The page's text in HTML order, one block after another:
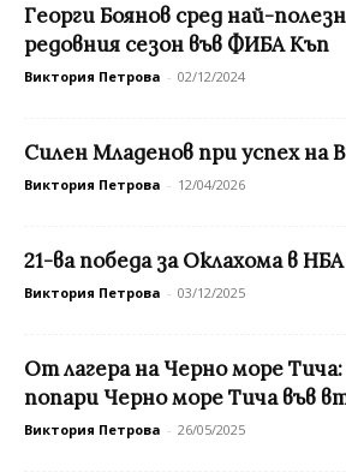
Георги Боянов сред най-
редовния сезон във ФИБА Къп
Виктория Петрова - 02/12/2024
Силен Младенов при успех на
Виктория Петрова - 12/04/2026
21-ва победа за Оклахома в
Виктория Петрова - 03/12/2025
От лагера на Черно море
попари Черно море Тича във
Виктория Петрова - 26/05/2025